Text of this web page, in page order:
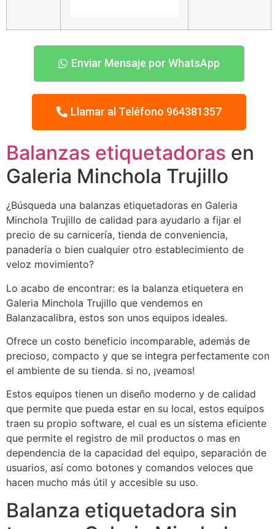
Enviar Mensaje por WhatsApp
Llamar al Teléfono 964381357
Balanzas etiquetadoras en
Galeria Minchola Trujillo
¿Búsqueda una balanzas etiquetadoras en Galeria
Minchola Trujillo de calidad para ayudarlo a fijar el
precio de su carnicería, tienda de conveniencia,
panadería o bien cualquier otro establecimiento de
veloz movimiento?
Lo acabo de encontrar: es la balanza etiquetera en
Galeria Minchola Trujillo que vendemos en
Balanzacalibra, estos son unos equipos ideales.
Ofrece un costo beneficio incomparable, además de
precioso, compacto y que se integra perfectamente con
el ambiente de su tienda. si no, ¡veamos!
Estos equipos tienen un diseño moderno y de calidad
que permite que pueda estar en su local, estos equipos
traen su propio software, el cual es un sistema eficiente
que permite el registro de mil productos o mas en
dependencia de la capacidad del equipo, separación de
usuarios, así como botones y comandos veloces que
hacen mucho más útil y accesible su uso.
Balanza etiquetadora sin